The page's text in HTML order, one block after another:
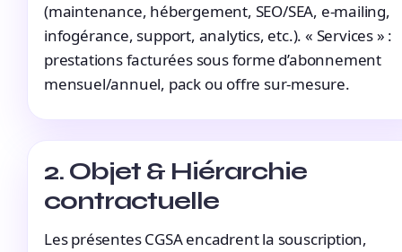
(maintenance, hébergement, SEO/SEA, e-mailing,
infogérance, support, analytics, etc.). « Services » :
prestations facturées sous forme d’abonnement
mensuel/annuel, pack ou offre sur-mesure.
2. Objet & Hiérarchie
contractuelle
Les présentes CGSA encadrent la souscription,